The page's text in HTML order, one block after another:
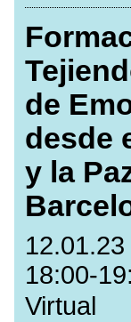
de
desde
y la
18:00-
Virtual